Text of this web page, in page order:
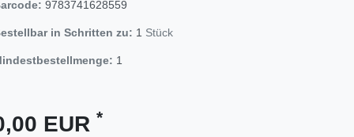
9783741628559
in Schritten zu: 1 Stück
1
EUR *